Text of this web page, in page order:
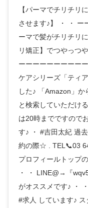
【パーマでチリチリ
させます♪】 ・ ・ ー
ーマで髪がチリチリ
リ矯正】でつやっつ
ーーーーーーーーー
ケアシリーズ「ティ
した♪ 「Amazon」か
と検索していただけ
は20時までですので
す♪ ・ #吉田太紀 過
約の際☆ . TEL📞03
プロフィールトップ
・ ・ LINE@→『
がオススメです♪ ・
#求人 しています♪